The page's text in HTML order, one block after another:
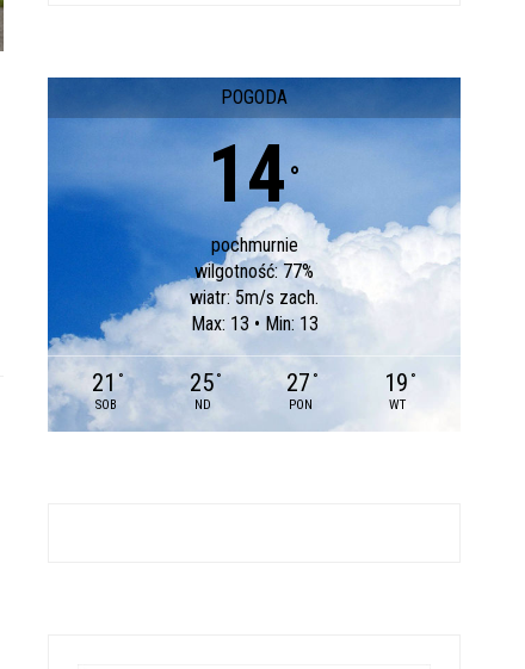
POGODA
14 °
pochmurnie
wilgotność: 77%
wiatr: 5m/s zach.
Max: 13 • Min: 13
21 °
SOB
25 °
ND
27 °
PON
19 °
WT